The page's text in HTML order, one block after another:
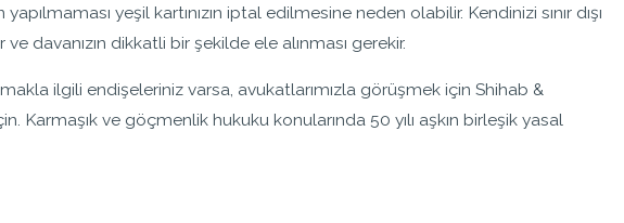
yeşil kartınızın iptal edilmesine neden olabilir. Kendinizi sınır dışı
davanızın dikkatli bir şekilde ele alınması gerekir.
ilgili endişeleriniz varsa, avukatlarımızla görüşmek için Shihab &
ve göçmenlik hukuku konularında 50 yılı aşkın birleşik yasal